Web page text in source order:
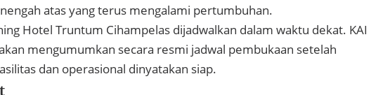
atas yang terus mengalami pertumbuhan.
Hotel Truntum Cihampelas dijadwalkan dalam waktu dekat. KAI
mengumumkan secara resmi jadwal pembukaan setelah
dan operasional dinyatakan siap.